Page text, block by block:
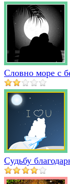
Словно море с
Судьбу